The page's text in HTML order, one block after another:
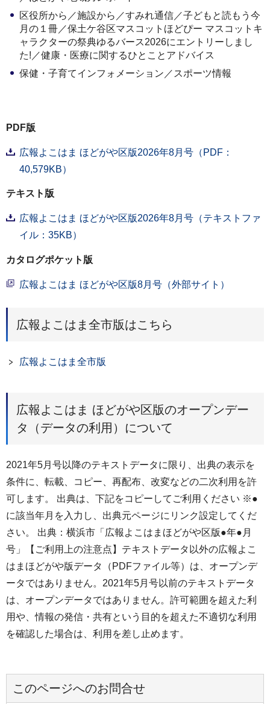
区役所から／施設から／すみれ通信／子どもと読もう今
月の１冊／保土ケ谷区マスコットほどぴー マスコットキ
ャラクターの祭典ゆるバース2026にエントリーしまし
た!／健康・医療に関するひとことアドバイス
保健・子育てインフォメーション／スポーツ情報
PDF版
広報よこはま ほどがや区版2026年8月号（PDF：
40,579KB）
テキスト版
広報よこはま ほどがや区版2026年8月号（テキストファ
イル：35KB）
カタログポケット版
広報よこはま ほどがや区版8月号（外部サイト）
広報よこはま全市版はこちら
広報よこはま全市版
広報よこはま ほどがや区版のオープンデー
タ（データの利用）について
2021年5月号以降のテキストデータに限り、出典の表示を
条件に、転載、コピー、再配布、改変などの二次利用を許
可します。 出典は、下記をコピーしてご利用ください ※●
に該当年月を入力し、出典元ページにリンク設定してくだ
さい。 出典：横浜市「広報よこはまほどがや区版●年●月
号」【ご利用上の注意点】テキストデータ以外の広報よこ
はまほどがや版データ（PDFファイル等）は、オープンデ
ータではありません。2021年5月号以前のテキストデータ
は、オープンデータではありません。許可範囲を超えた利
用や、情報の発信・共有という目的を超えた不適切な利用
を確認した場合は、利用を差し止めます。
このページへのお問合せ